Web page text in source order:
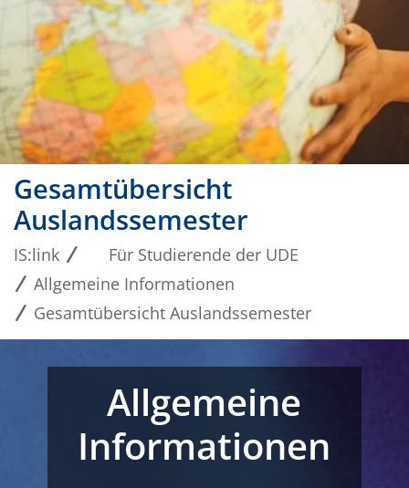
Gesamtübersicht
Auslandssemester
IS:link
Für Studierende der UDE
Allgemeine Informationen
Gesamtübersicht Auslandssemester
Allgemeine
Informationen